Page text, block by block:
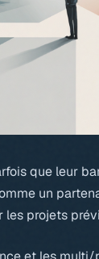
que leur
un
projets